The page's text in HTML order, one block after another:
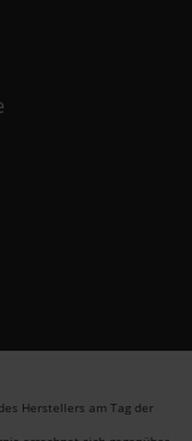
Herstellers am Tag der